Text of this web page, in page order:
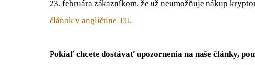
23. februára zákazníkom, že už neumožňuje nákup
článok v angličtine TU.
Pokiaľ chcete dostávať upozornenia na naše články,